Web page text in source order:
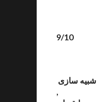
9/10
شبیه سازی
,